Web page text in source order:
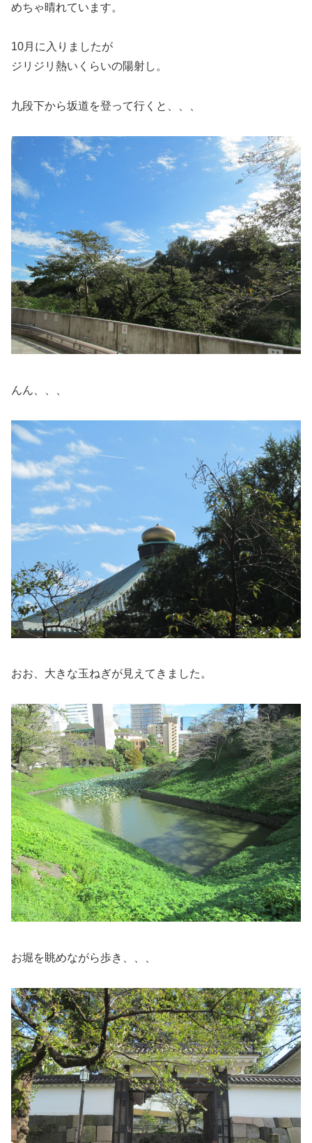
めちゃ晴れています。
10月に入りましたが
ジリジリ熱いくらいの陽射し。
九段下から坂道を登って行くと、、、
んん、、、
おお、大きな玉ねぎが見えてきました。
お堀を眺めながら歩き、、、